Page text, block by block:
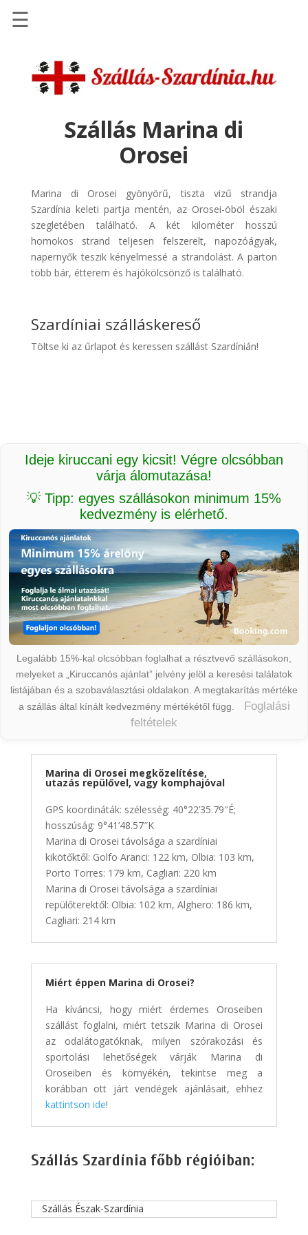
Repülőjegy
pénzvisszatérítéssel
Autóbérlés
Transzfer
Kiwi
Taxi
☰
Szállás Marina di
Orosei
Marina di Orosei gyönyörű, tiszta vizű strandja
Szardínia keleti partja mentén, az Orosei-öböl északi
szegletében található. A két kilométer hosszú
homokos strand teljesen felszerelt, napozóágyak,
napernyők teszik kényelmessé a strandolást. A parton
több bár, étterem és hajókölcsönző is található.
Szardíniai szálláskereső
Töltse ki az űrlapot és keressen szállást Szardínián!
Ideje kiruccani egy kicsit! Végre olcsóbban
várja álomutazása!
💡 Tipp: egyes szállásokon minimum 15%
kedvezmény is elérhető.
Legalább 15%-kal olcsóbban foglalhat a résztvevő szállásokon,
melyeket a „Kiruccanós ajánlat” jelvény jelöl a keresési találatok
listájában és a szobaválasztási oldalakon. A megtakarítás mértéke
a szállás által kínált kedvezmény mértékétől függ.
Foglalási
feltételek
Marina di Orosei megközelítése,
utazás repülővel, vagy komphajóval
GPS koordináták: szélesség: 40°22’35.79″É;
hosszúság: 9°41’48.57″K
Marina di Orosei távolsága a szardíniai
kikötőktől: Golfo Aranci: 122 km, Olbia: 103 km,
Porto Torres: 179 km, Cagliari: 220 km
Marina di Orosei távolsága a szardíniai
repülőterektől: Olbia: 102 km, Alghero: 186 km,
Cagliari: 214 km
Miért éppen Marina di Orosei?
Ha kíváncsi, hogy miért érdemes Oroseiben
szállást foglalni, miért tetszik Marina di Orosei
az odalátogatóknak, milyen szórakozási és
sportolási lehetőségek várják Marina di
Oroseiben és környékén, tekintse meg a
korábban ott járt vendégek ajánlásait, ehhez
kattintson ide!
Szállás Szardínia főbb régióiban:
Szállás Észak-Szardínia